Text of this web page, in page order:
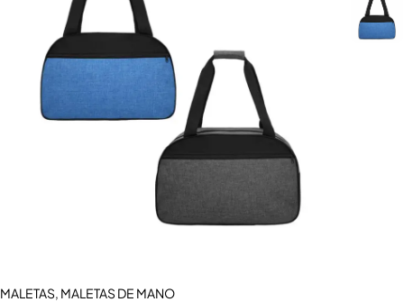
MALETAS, MALETAS DE MANO